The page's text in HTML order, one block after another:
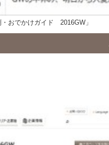
おでかけガイド 2016GW」